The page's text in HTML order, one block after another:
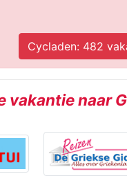
Cycladen: 482
vakantie naar